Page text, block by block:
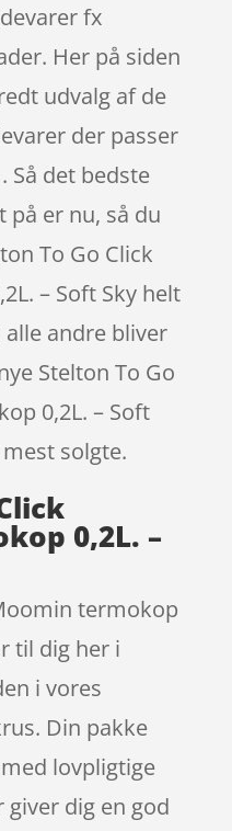
fx
Her på siden
udvalg af de
der passer
Så det bedste
er nu, så du
To Go Click
– Soft Sky helt
andre bliver
Stelton To Go
0,2L. – Soft
solgte.
0,2L. –
termokop
til dig her i
i vores
Din pakke
lovpligtige
giver dig en god